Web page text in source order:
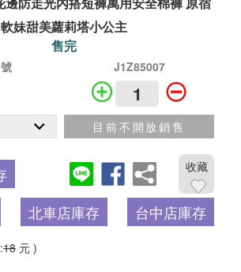
軟妹甜美蘿莉塔小公主
售完
J1Z85007
目前不開放銷售
收藏
北車店庫存 台中店庫存
18 元 )